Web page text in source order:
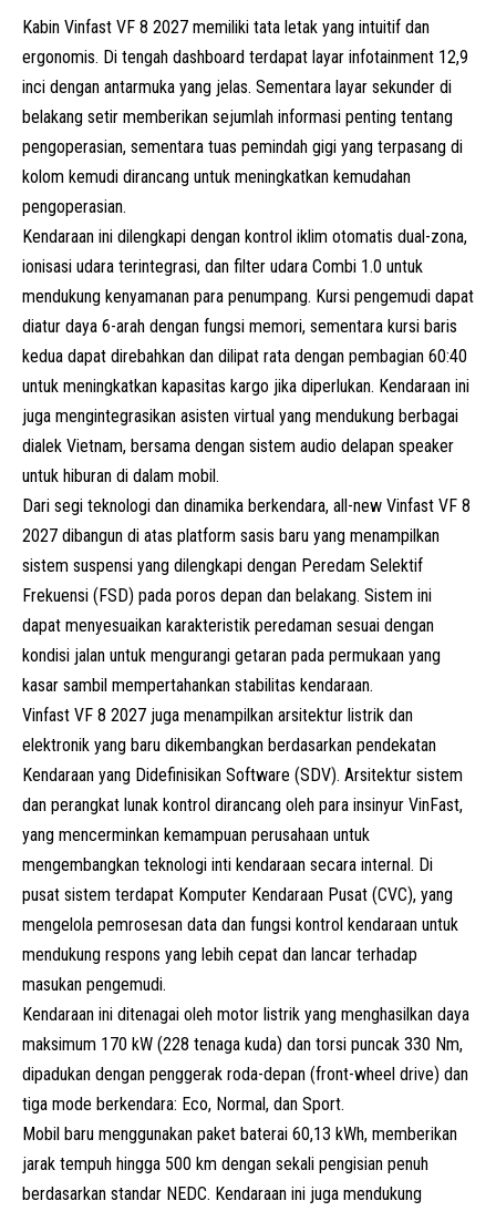
Kabin Vinfast VF 8 2027 memiliki tata letak yang intuitif dan
ergonomis. Di tengah dashboard terdapat layar infotainment 12,9
inci dengan antarmuka yang jelas. Sementara layar sekunder di
belakang setir memberikan sejumlah informasi penting tentang
pengoperasian, sementara tuas pemindah gigi yang terpasang di
kolom kemudi dirancang untuk meningkatkan kemudahan
pengoperasian.
Kendaraan ini dilengkapi dengan kontrol iklim otomatis dual-zona,
ionisasi udara terintegrasi, dan filter udara Combi 1.0 untuk
mendukung kenyamanan para penumpang. Kursi pengemudi dapat
diatur daya 6-arah dengan fungsi memori, sementara kursi baris
kedua dapat direbahkan dan dilipat rata dengan pembagian 60:40
untuk meningkatkan kapasitas kargo jika diperlukan. Kendaraan ini
juga mengintegrasikan asisten virtual yang mendukung berbagai
dialek Vietnam, bersama dengan sistem audio delapan speaker
untuk hiburan di dalam mobil.
Dari segi teknologi dan dinamika berkendara, all-new Vinfast VF 8
2027 dibangun di atas platform sasis baru yang menampilkan
sistem suspensi yang dilengkapi dengan Peredam Selektif
Frekuensi (FSD) pada poros depan dan belakang. Sistem ini
dapat menyesuaikan karakteristik peredaman sesuai dengan
kondisi jalan untuk mengurangi getaran pada permukaan yang
kasar sambil mempertahankan stabilitas kendaraan.
Vinfast VF 8 2027 juga menampilkan arsitektur listrik dan
elektronik yang baru dikembangkan berdasarkan pendekatan
Kendaraan yang Didefinisikan Software (SDV). Arsitektur sistem
dan perangkat lunak kontrol dirancang oleh para insinyur VinFast,
yang mencerminkan kemampuan perusahaan untuk
mengembangkan teknologi inti kendaraan secara internal. Di
pusat sistem terdapat Komputer Kendaraan Pusat (CVC), yang
mengelola pemrosesan data dan fungsi kontrol kendaraan untuk
mendukung respons yang lebih cepat dan lancar terhadap
masukan pengemudi.
Kendaraan ini ditenagai oleh motor listrik yang menghasilkan daya
maksimum 170 kW (228 tenaga kuda) dan torsi puncak 330 Nm,
dipadukan dengan penggerak roda-depan (front-wheel drive) dan
tiga mode berkendara: Eco, Normal, dan Sport.
Mobil baru menggunakan paket baterai 60,13 kWh, memberikan
jarak tempuh hingga 500 km dengan sekali pengisian penuh
berdasarkan standar NEDC. Kendaraan ini juga mendukung